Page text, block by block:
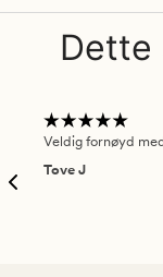
Dette
Veldig fornøyd
Tove J